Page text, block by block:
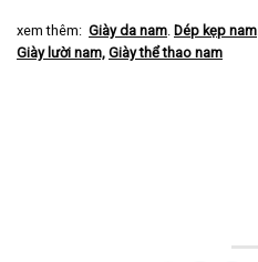
xem thêm: Giày da nam. Dép kẹp nam
Giày lười nam, Giày thể thao nam